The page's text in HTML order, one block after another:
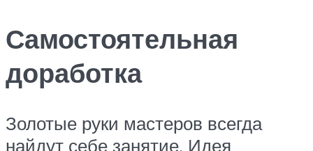
Самостоятельная
доработка
Золотые руки мастеров всегда
найдут себе занятие. Идея